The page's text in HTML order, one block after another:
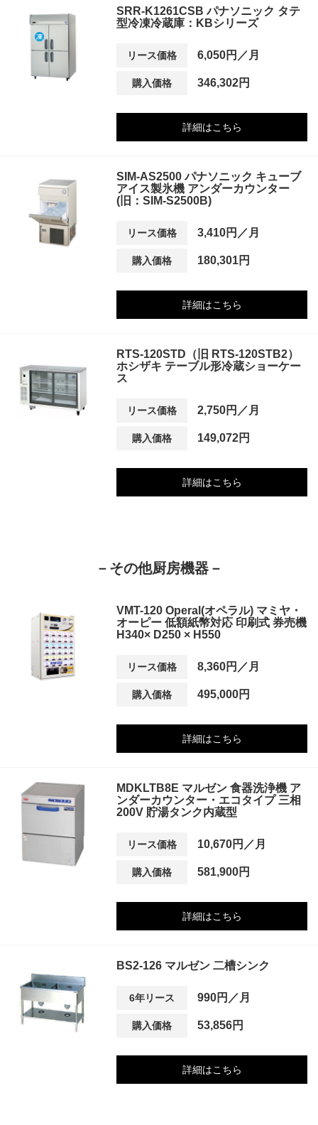
SRR-K1261CSB パナソニック タテ
型冷凍冷蔵庫：KBシリーズ
リース価格 6,050円／月
購入価格 346,302円
詳細はこちら
SIM-AS2500 パナソニック キューブ
アイス製氷機 アンダーカウンター
(旧：SIM-S2500B)
リース価格 3,410円／月
購入価格 180,301円
詳細はこちら
RTS-120STD（旧 RTS-120STB2）
ホシザキ テーブル形冷蔵ショーケー
ス
リース価格 2,750円／月
購入価格 149,072円
詳細はこちら
－その他厨房機器－
VMT-120 Operal(オペラル) マミヤ・
オーピー 低額紙幣対応 印刷式 券売機
H340× D250 × H550
リース価格 8,360円／月
購入価格 495,000円
詳細はこちら
MDKLTB8E マルゼン 食器洗浄機 ア
ンダーカウンター・エコタイプ 三相
200V 貯湯タンク内蔵型
リース価格 10,670円／月
購入価格 581,900円
詳細はこちら
BS2-126 マルゼン 二槽シンク
6年リース 990円／月
購入価格 53,856円
詳細はこちら